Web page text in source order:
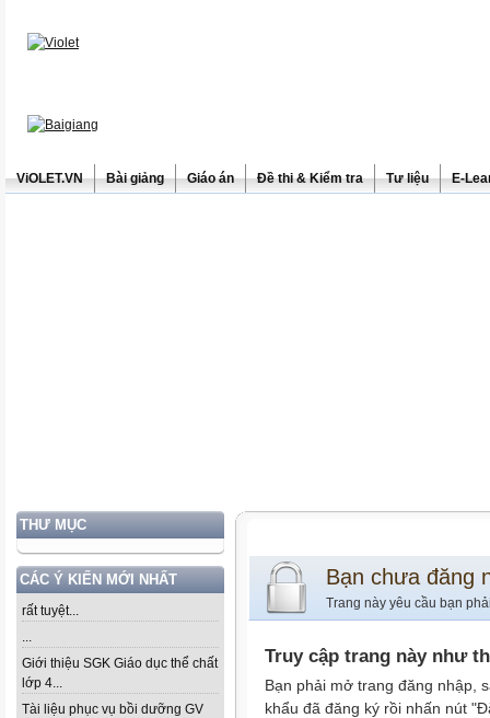
ViOLET.VN Bài giảng Giáo án Đề thi & Kiểm tra Tư liệu E-
THƯ MỤC
CÁC Ý KIẾN MỚI NHẤT
rất tuyệt...
...
Giới thiệu SGK Giáo dục thể chất
lớp 4...
Tài liệu phục vụ bồi dưỡng GV
Bạn chưa đăng
Trang này yêu cầu bạn
Truy cập trang này như
Bạn phải mở trang đăng nhập,
khẩu đã đăng ký rồi nhấn nút